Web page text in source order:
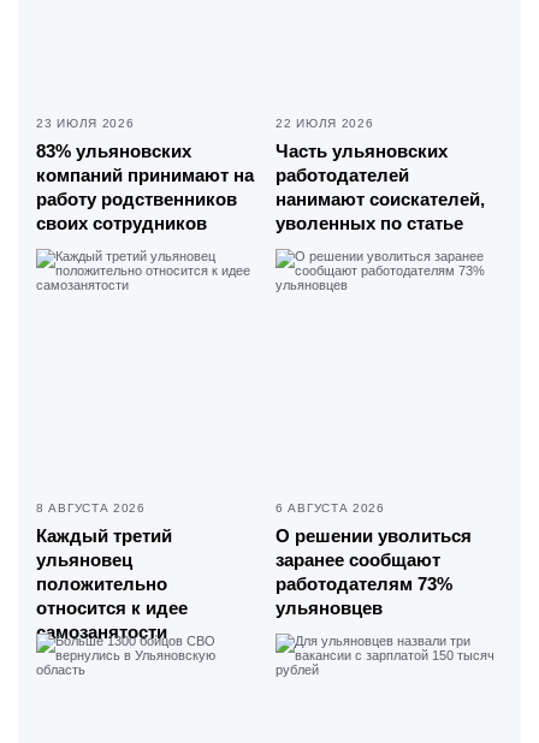
23 ИЮЛЯ 2026
83% ульяновских
компаний принимают на
работу родственников
своих сотрудников
22 ИЮЛЯ 2026
Часть ульяновских
работодателей
нанимают соискателей,
уволенных по статье
8 АВГУСТА 2026
Каждый третий
ульяновец
положительно
относится к идее
самозанятости
6 АВГУСТА 2026
О решении уволиться
заранее сообщают
работодателям 73%
ульяновцев